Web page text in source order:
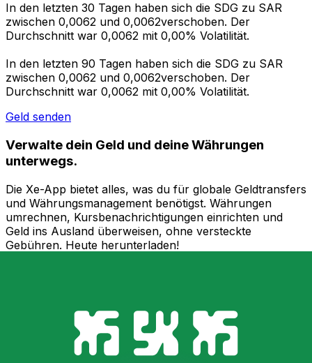
In den letzten 30 Tagen haben sich die SDG zu SAR
zwischen 0,0062 und 0,0062verschoben. Der
Durchschnitt war 0,0062 mit 0,00% Volatilität.
In den letzten 90 Tagen haben sich die SDG zu SAR
zwischen 0,0062 und 0,0062verschoben. Der
Durchschnitt war 0,0062 mit 0,00% Volatilität.
Geld senden
Verwalte dein Geld und deine Währungen
unterwegs.
Die Xe-App bietet alles, was du für globale Geldtransfers
und Währungsmanagement benötigst. Währungen
umrechnen, Kursbenachrichtigungen einrichten und
Geld ins Ausland überweisen, ohne versteckte
Gebühren. Heute herunterladen!